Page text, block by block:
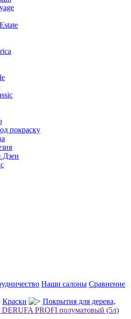
покраску
Дзен
Наши салоны Сравнение
Краски
Покрытия для дерева,
PROFI полуматовый (5л)